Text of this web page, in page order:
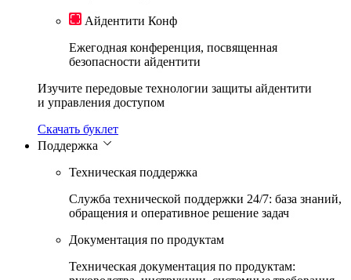
Айдентити Конф
Ежегодная конференция, посвященная
безопасности айдентити
Изучите передовые технологии защиты айдентити
и управления доступом
Скачать буклет
Поддержка
Техническая поддержка
Служба технической поддержки 24/7: база знаний,
обращения и оперативное решение задач
Документация по продуктам
Техническая документация по продуктам: